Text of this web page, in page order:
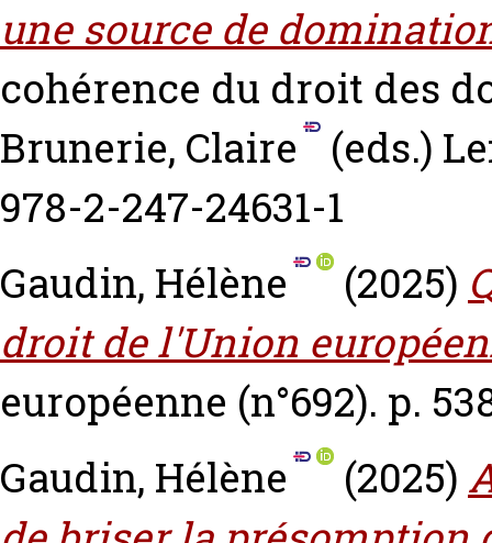
une source de
cohérence du droit des
Brunerie, Claire
(eds.)
978-2-247-24631-1
Gaudin, Hélène
(2025)
droit de l'Union
européenne (n°692). p.
Gaudin, Hélène
(2025)